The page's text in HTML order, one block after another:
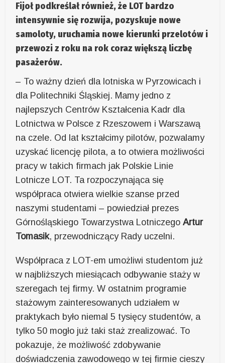
Fijoł podkreślał również, że LOT bardzo
intensywnie się rozwija, pozyskuje nowe
samoloty, uruchamia nowe kierunki przelotów i
przewozi z roku na rok coraz większą liczbę
pasażerów.
– To ważny dzień dla lotniska w Pyrzowicach i
dla Politechniki Śląskiej. Mamy jedno z
najlepszych Centrów Kształcenia Kadr dla
Lotnictwa w Polsce z Rzeszowem i Warszawą
na czele. Od lat kształcimy pilotów, pozwalamy
uzyskać licencję pilota, a to otwiera możliwości
pracy w takich firmach jak Polskie Linie
Lotnicze LOT. Ta rozpoczynająca się
współpraca otwiera wielkie szanse przed
naszymi studentami – powiedział prezes
Górnośląskiego Towarzystwa LotniczegoArtur
Tomasik, przewodniczący Rady uczelni.
Współpraca z LOT-em umożliwi studentom już
w najbliższych miesiącach odbywanie staży w
szeregach tej firmy. W ostatnim programie
stażowym zainteresowanych udziałem w
praktykach było niemal 5 tysięcy studentów, a
tylko 50 mogło już taki staż zrealizować. To
pokazuje, że możliwość zdobywanie
doświadczenia zawodowego w tej firmie cieszy